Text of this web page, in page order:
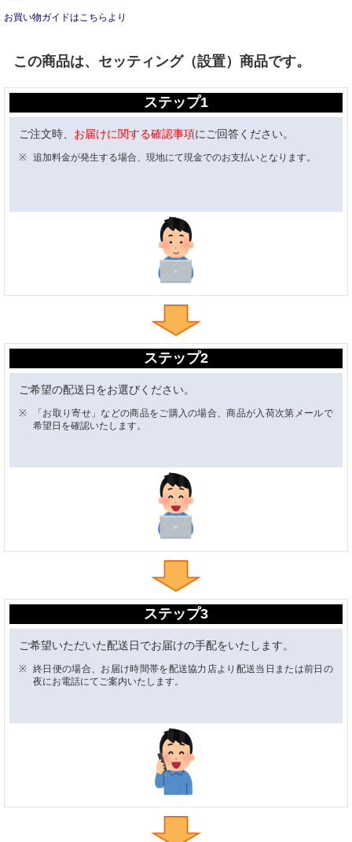
お買い物ガイドはこちらより
この商品は、セッティング（設置）商品です。
ステップ1
ご注文時、 お届けに関する確認事項にご回答ください。
追加料金が発生する場合、現地にて現金でのお支払いとなります。
ステップ2
ご希望の配送日をお選びください。
「お取り寄せ」などの商品をご購入の場合、商品が入荷次第メールで
希望日を確認いたします。
ステップ3
ご希望いただいた配送日でお届けの手配をいたします。
終日便の場合、お届け時間帯を配送協力店より配送当日または前日の
夜にお電話にてご案内いたします。